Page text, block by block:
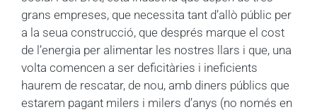
grans empreses, que necessita tant d’allò públic per
a la seua construcció, que després marque el cost
de l’energia per alimentar les nostres llars i que, una
volta comencen a ser deficitàries i ineficients
haurem de rescatar, de nou, amb diners públics que
estarem pagant milers i milers d’anys (no només en